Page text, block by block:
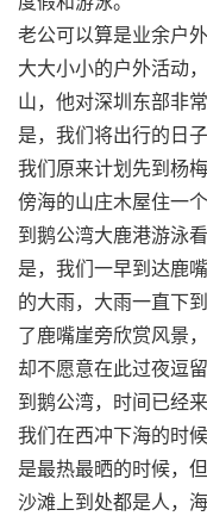
老公可以算是业余户
大大小小的户外活动
山，他对深圳东部非
是，我们将出行的日
我们原来计划先到杨
傍海的山庄木屋住一
到鹅公湾大鹿港游泳
是，我们一早到达鹿
的大雨，大雨一直下
了鹿嘴崖旁欣赏风景
却不愿意在此过夜逗
到鹅公湾，时间已经来
我们在西冲下海的时
是最热最晒的时候，
沙滩上到处都是人，